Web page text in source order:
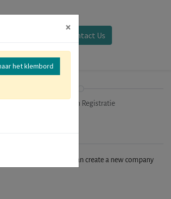
Contact Us
Uitchecken Registratie
in our database, you can create a new company
×
het klembord